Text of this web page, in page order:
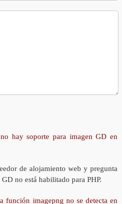
hay soporte para imagen GD en
de alojamiento web y pregunta
no está habilitado para PHP.
función imagepng no se detecta en